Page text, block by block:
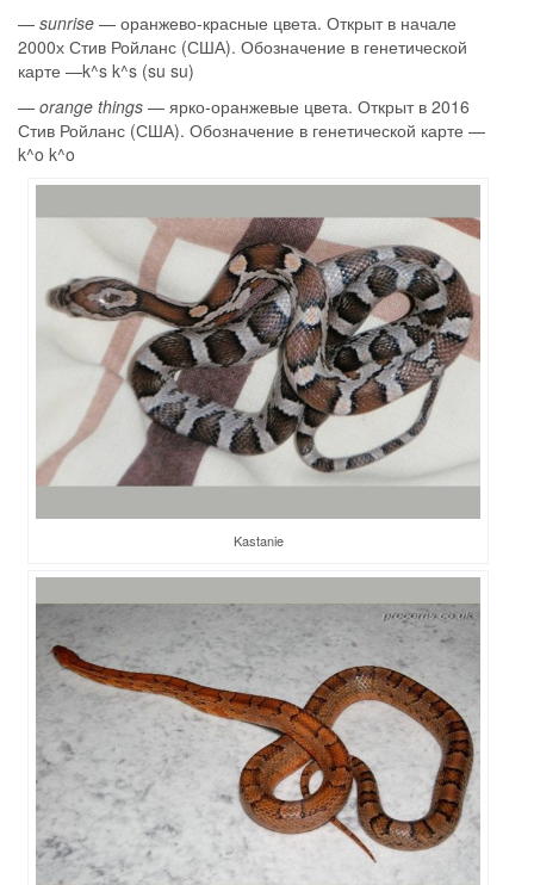
— sunrise — оранжево-красные цвета. Открыт в начале
2000х Стив Ройланс (США). Обозначение в генетической
карте —k^s k^s (su su)
— orange things — ярко-оранжевые цвета. Открыт в 2016
Стив Ройланс (США). Обозначение в генетической карте —
k^o k^o
Kastanie